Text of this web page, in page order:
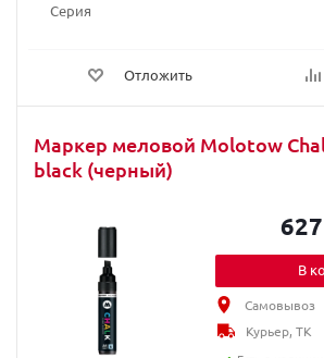
Серия
Отложить
Маркер меловой Molotow
black (черный)
В
Самовывоз
Курьер, ТК